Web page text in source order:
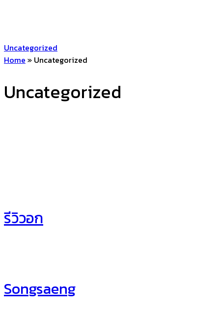
Uncategorized
Home » Uncategorized
Uncategorized
รีวิวอก
Songsaeng